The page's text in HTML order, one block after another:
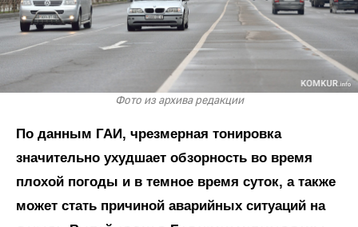
Фото из архива редакции
По данным ГАИ, чрезмерная тонировка
значительно ухудшает обзорность во время
плохой погоды и в темное время суток, а также
может стать причиной аварийных ситуаций на